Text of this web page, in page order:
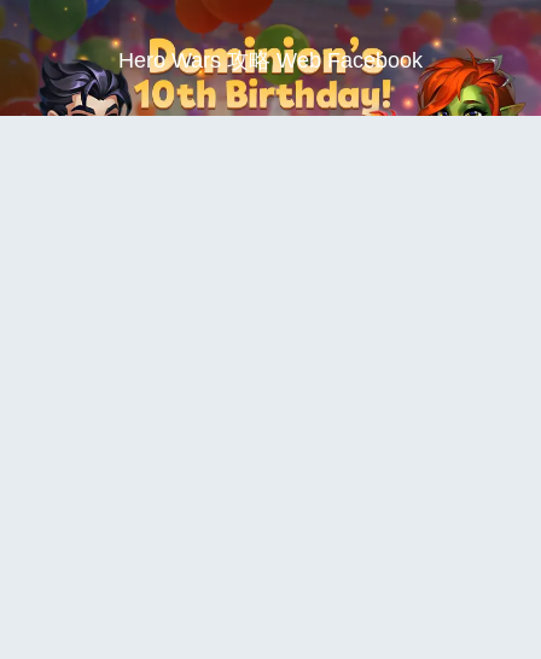
Hero Wars 攻略 Web Facebook